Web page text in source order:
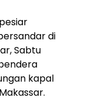
di
Sabtu
kapal